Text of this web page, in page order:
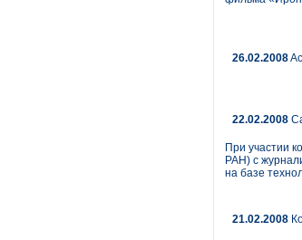
26.02.2008
22.02.2008
При участии
РАН) с
на базе
21.02.2008